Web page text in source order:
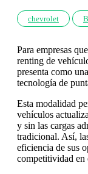
chevrolet
Para empresas
renting de
presenta como
tecnología de
Esta modalidad
vehículos
y sin las cargas
tradicional. Así,
eficiencia de sus
competitividad en